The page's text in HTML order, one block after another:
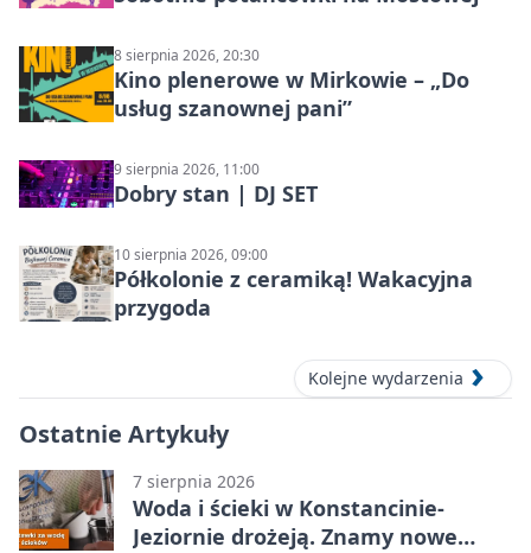
8 sierpnia 2026, 20:30
Kino plenerowe w Mirkowie – „Do
usług szanownej pani”
9 sierpnia 2026, 11:00
Dobry stan | DJ SET
10 sierpnia 2026, 09:00
Półkolonie z ceramiką! Wakacyjna
przygoda
Kolejne wydarzenia
Ostatnie Artykuły
7 sierpnia 2026
Woda i ścieki w Konstancinie-
Jeziornie drożeją. Znamy nowe